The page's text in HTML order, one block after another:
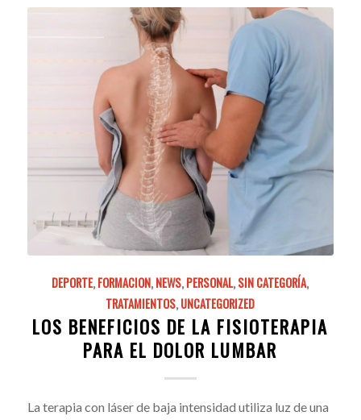
DEPORTE,FORMACION,NEWS,PERSONAL,SIN CATEGORÍA,
TRATAMIENTOS,UNCATEGORIZED
LOS BENEFICIOS DE LA FISIOTERAPIA
PARA EL DOLOR LUMBAR
La terapia con láser de baja intensidad utiliza luz de una